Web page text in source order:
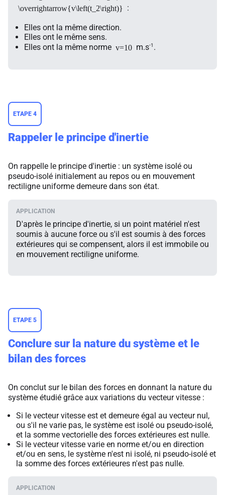
\overrightarrow{v\left(t_2\right)} :
Elles ont la même direction.
Elles ont le même sens.
Elles ont la même norme v=10 m.s-1 .
ETAPE 4
Rappeler le principe d'inertie
On rappelle le principe d'inertie : un système isolé ou
pseudo-isolé initialement au repos ou en mouvement
rectiligne uniforme demeure dans son état.
D'après le principe d'inertie, si un point matériel n'est
soumis à aucune force ou s'il est soumis à des forces
extérieures qui se compensent, alors il est immobile ou
en mouvement rectiligne uniforme.
ETAPE 5
Conclure sur la nature du système et le
bilan des forces
On conclut sur le bilan des forces en donnant la nature du
système étudié grâce aux variations du vecteur vitesse :
Si le vecteur vitesse est et demeure égal au vecteur nul,
ou s'il ne varie pas, le système est isolé ou pseudo-isolé,
et la somme vectorielle des forces extérieures est nulle.
Si le vecteur vitesse varie en norme et/ou en direction
et/ou en sens, le système n'est ni isolé, ni pseudo-isolé et
la somme des forces extérieures n'est pas nulle.